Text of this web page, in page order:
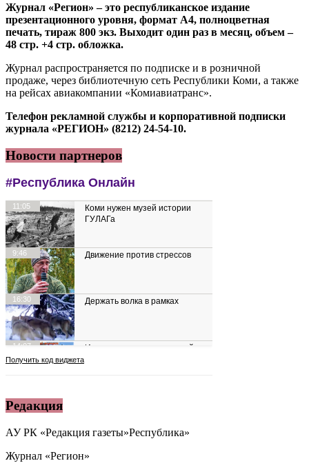
Журнал «Регион» – это республиканское издание
презентационного уровня, формат А4, полноцветная
печать, тираж 800 экз. Выходит один раз в месяц, объем –
48 стр. +4 стр. обложка.
Журнал распространяется по подписке и в розничной
продаже, через библиотечную сеть Республики Коми, а также
на рейсах авиакомпании «Комиавиатранс».
Телефон рекламной службы и корпоративной подписки
журнала «РЕГИОН» (8212) 24-54-10.
Новости партнеров
Редакция
АУ РК «Редакция газеты»Республика»
Журнал «Регион»